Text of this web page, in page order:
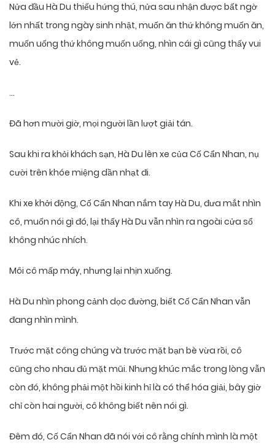
Nửa đầu Hà Du thiếu hứng thú, nửa sau nhận được bất ngờ
lớn nhất trong ngày sinh nhật, muốn ăn thứ không muốn ăn,
muốn uống thứ không muốn uống, nhìn cái gì cũng thấy vui
vẻ.
…
Đã hơn mười giờ, mọi người lần lượt giải tán.
Sau khi ra khỏi khách sạn, Hà Du lên xe của Cố Cẩn Nhan, nụ
cười trên khóe miệng dần nhạt đi.
Khi xe khởi động, Cố Cẩn Nhan nắm tay Hà Du, đưa mắt nhìn
cô, muốn nói gì đó, lại thấy Hà Du vẫn nhìn ra ngoài cửa sổ
không nhúc nhích.
Môi cô mấp máy, nhưng lại nhịn xuống.
Hà Du nhìn phong cảnh dọc đường, biết Cố Cẩn Nhan vẫn
đang nhìn mình.
Trước mặt công chúng và trước mặt bạn bè vừa rồi, cô
cũng cho nhau đủ mặt mũi. Nhưng khúc mắc trong lòng vẫn
còn đó, không phải một hồi kinh hỉ là có thể hóa giải, bây giờ
chỉ còn hai người, cô không biết nên nói gì.
Đêm đó, Cố Cẩn Nhan đã nói với cô rằng chính mình là một